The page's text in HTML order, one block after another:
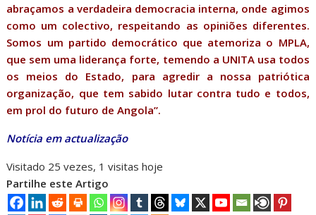
abraçamos a verdadeira democracia interna, onde agimos
como um colectivo, respeitando as opiniões diferentes.
Somos um partido democrático que atemoriza o MPLA,
que sem uma liderança forte, temendo a UNITA usa todos
os meios do Estado, para agredir a nossa patriótica
organização, que tem sabido lutar contra tudo e todos,
em prol do futuro de Angola”.
Notícia em actualização
Visitado 25 vezes, 1 visitas hoje
Partilhe este Artigo